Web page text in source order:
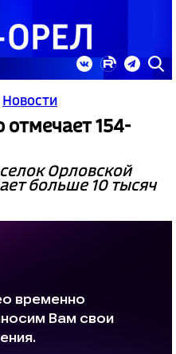
Новости
отмечает 154-
Орловской
больше 10 тысяч